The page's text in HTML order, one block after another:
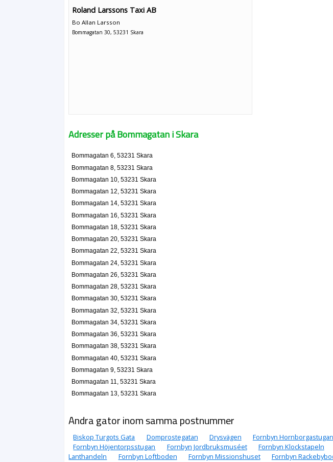
Roland Larssons Taxi AB
Bo Allan Larsson
Bommagatan 30, 53231 Skara
Adresser på Bommagatan i Skara
Bommagatan 6, 53231 Skara
Bommagatan 8, 53231 Skara
Bommagatan 10, 53231 Skara
Bommagatan 12, 53231 Skara
Bommagatan 14, 53231 Skara
Bommagatan 16, 53231 Skara
Bommagatan 18, 53231 Skara
Bommagatan 20, 53231 Skara
Bommagatan 22, 53231 Skara
Bommagatan 24, 53231 Skara
Bommagatan 26, 53231 Skara
Bommagatan 28, 53231 Skara
Bommagatan 30, 53231 Skara
Bommagatan 32, 53231 Skara
Bommagatan 34, 53231 Skara
Bommagatan 36, 53231 Skara
Bommagatan 38, 53231 Skara
Bommagatan 40, 53231 Skara
Bommagatan 9, 53231 Skara
Bommagatan 11, 53231 Skara
Bommagatan 13, 53231 Skara
Andra gator inom samma postnummer
Biskop Turgots Gata Domprostegatan Drysvägen Fornbyn Hornborgastugan
Fornbyn Höjentorpsstugan
Fornbyn Jordbruksmuséet Fornbyn Klockstapeln
Lanthandeln
Fornbyn Loftboden Fornbyn Missionshuset Fornbyn